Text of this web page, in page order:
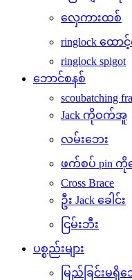
လှေကားထစ်
ringlock ထေ
ringlock spigot
ဘောင်စနစ်
scoubatching
Jack ကိုဝက်အူ
လမ်းဘေး
ဖက်စပ် pin ကို
Cross Brace
ဦး Jack ခေါင်း
ငြမ်းဘီး
ပစ္စည်းများ
မြည်ခြင်းမရှိ